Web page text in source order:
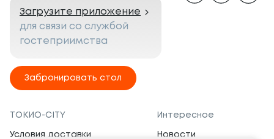
Загрузите приложение
для связи со службой
гостеприимства
Забронировать стол
ТОКИО-CITY
Условия доставки
Интересное
Новости